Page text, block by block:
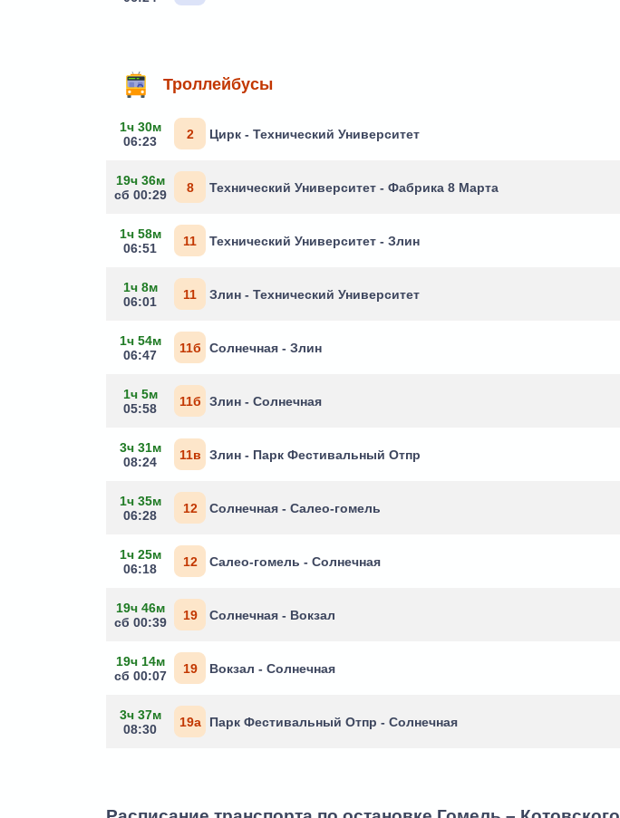
Троллейбусы
1ч 30м
06:23
2 Цирк - Технический Университет
19ч 36м
сб 00:29
8 Технический Университет - Фабрика 8 Марта
1ч 58м
06:51
11 Технический Университет - Злин
1ч 8м
06:01
11 Злин - Технический Университет
1ч 54м
06:47
11б Солнечная - Злин
1ч 5м
05:58
11б Злин - Солнечная
3ч 31м
08:24
11в Злин - Парк Фестивальный Отпр
1ч 35м
06:28
12 Солнечная - Салео-гомель
1ч 25м
06:18
12 Салео-гомель - Солнечная
19ч 46м
сб 00:39
19 Солнечная - Вокзал
19ч 14м
сб 00:07
19 Вокзал - Солнечная
3ч 37м
08:30
19а Парк Фестивальный Отпр - Солнечная